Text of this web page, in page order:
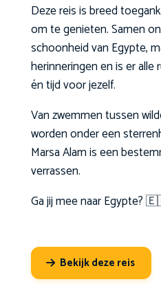
Deze reis is breed
om te genieten. Samen
schoonheid van Egypte,
herinneringen en is er
én tijd voor jezelf.
Van zwemmen tussen
worden onder een
Marsa Alam is een
verrassen.
Ga jij mee naar Egypte?
Bekijk deze reis